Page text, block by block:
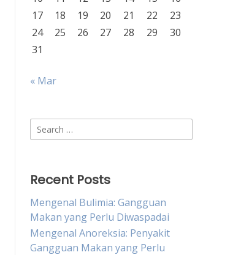
17
18 19 20 21 22
23
24
25 26 27 28 29
30
31
« Mar
Search
for:
Recent Posts
Mengenal Bulimia: Gangguan
Makan yang Perlu Diwaspadai
Mengenal Anoreksia: Penyakit
Gangguan Makan yang Perlu